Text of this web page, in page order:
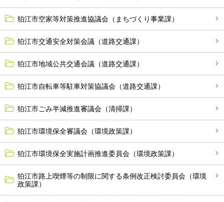
狛江市空家等対策推進協議会（まちづくり事業課）
狛江市交通安全対策会議（道路交通課）
狛江市地域公共交通会議（道路交通課）
狛江市自転車等駐車対策協議会（道路交通課）
狛江市ごみ半減推進審議会（清掃課）
狛江市環境保全審議会（環境政策課）
狛江市環境保全実施計画推進委員会（環境政策課）
狛江市路上喫煙等の制限に関する条例改正検討委員会（環境
政策課）